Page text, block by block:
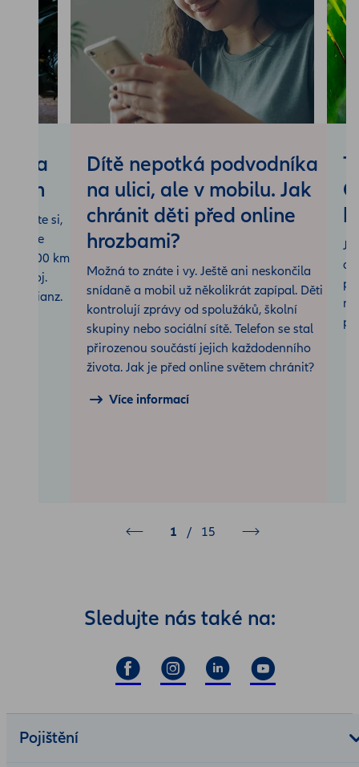
na
si,
1 500 km
výstroj.
s Allianz.
Dítě nepotká podvodníka
na ulici, ale v mobilu. Jak
chránit děti před online
hrozbami?
Možná to znáte i vy. Ještě ani neskončila
snídaně a mobil už několikrát zapípal. Děti
kontrolují zprávy od spolužáků, školní
skupiny nebo sociální sítě. Telefon se stal
přirozenou součástí jejich každodenního
života. Jak je před online světem chránit?
Více informací
Je
1 / 15
Sledujte nás také na:
Pojištění